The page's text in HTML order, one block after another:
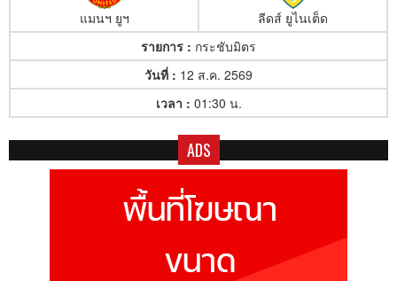
แมนฯ ยูฯ
ลีดส์ ยูไนเต็ด
รายการ : กระชับมิตร
วันที่ : 12 ส.ค. 2569
เวลา : 01:30 น.
ADS